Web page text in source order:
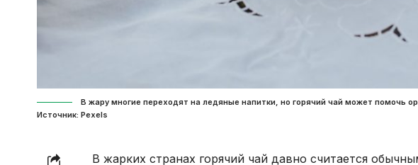
В жару многие переходят на ледяные напитки, но горячий чай может помочь
Источник: Pexels
В жарких странах горячий чай давно считается